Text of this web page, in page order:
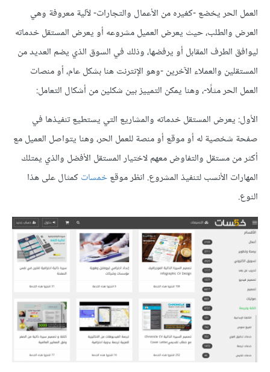
العمل الحر يخضع -كغيره من الأعمال والتجارات- لآلية معروفة وهي
العرض والطلب، حيث يعرض العميل مشروعه أو يعرض المستقل خدماته
ليوافق الطرف المقابل أو يرفضها، وذلك في السوق الذي يضم العديد من
المستقلين والعملاء الآخرين -وهو الإنترنت هنا بشكل عام، أو منصات
العمل الحر مثلًا-، وهنا يمكن التمييز بين شكلين من أشكال التعامل:
الأول: يعرض المستقل خدماته والمشاريع التي يستطيع تنفيذها في
صفحة شخصية له أو موقع أو منصة للعمل الحر، وهنا يتواصل العميل مع
أكثر من مستقل والتفاوض معهم لاختيار المستقل الأفضل والذي يمتلك
المهارات الأنسب لتنفيذ المشروع. انظر موقعخمساتكمثال على هذا
النوع.